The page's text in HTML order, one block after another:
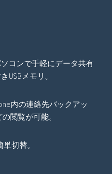
コンで手軽にデータ共有
USBメモリ。
内の連絡先バックアッ
閲覧が可能。
切替。